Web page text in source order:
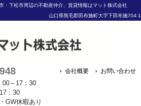
・下松市周辺の不動産仲介、賃貸情報はマット株式会社
山口県熊毛郡田布施町大字下田布施704-1
～17：30
：30
GW休暇あり
会社概要 お問い合わせ